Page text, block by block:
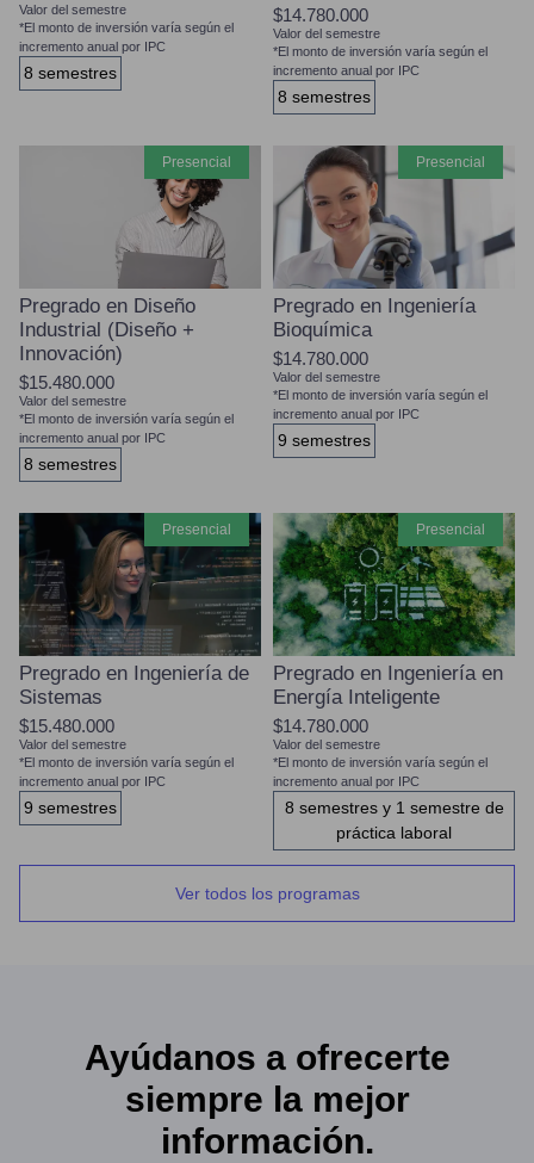
Valor del semestre
*El monto de inversión varía según el
incremento anual por IPC
8 semestres
$14.780.000
Valor del semestre
*El monto de inversión varía según el
incremento anual por IPC
8 semestres
presencial
Pregrado en Diseño
Industrial (Diseño +
Innovación)
$15.480.000
Valor del semestre
*El monto de inversión varía según el
incremento anual por IPC
8 semestres
presencial
Pregrado en Ingeniería
Bioquímica
$14.780.000
Valor del semestre
*El monto de inversión varía según el
incremento anual por IPC
9 semestres
presencial
Pregrado en Ingeniería de
Sistemas
$15.480.000
Valor del semestre
*El monto de inversión varía según el
incremento anual por IPC
9 semestres
presencial
Pregrado en Ingeniería en
Energía Inteligente
$14.780.000
Valor del semestre
*El monto de inversión varía según el
incremento anual por IPC
8 semestres y 1 semestre de
práctica laboral
Ver todos los programas
Ayúdanos a ofrecerte
siempre la mejor
información.